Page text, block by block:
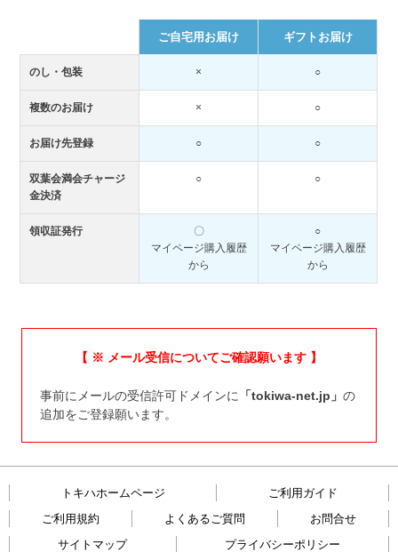
ご自宅用お届け ギフトお届け
のし・包装 × ○
複数のお届け × ○
お届け先登録 ○ ○
双葉会満会チャージ
金決済
○ ○
領収証発行
〇
マイページ購入履歴
から
○
マイページ購入履歴
から
【 ※ メール受信についてご確認願います 】
事前にメールの受信許可ドメインに 「tokiwa-net.jp」 の
追加をご登録願います。
トキハホームページ
ご利用ガイド
ご利用規約
よくあるご質問
お問合せ
サイトマップ
プライバシーポリシー